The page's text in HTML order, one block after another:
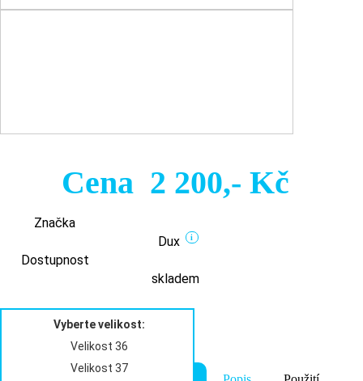
Cena 2 200,- Kč
Značka
Dux
i
Dostupnost
skladem
Velikost 37
Vyberte velikost:
Velikost 36
Velikost 37